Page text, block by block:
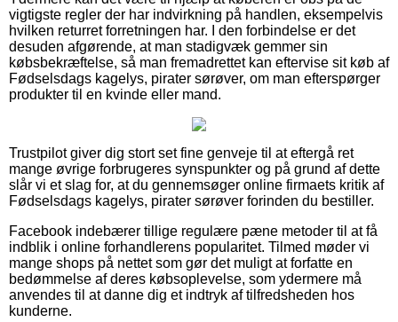
vigtigste regler der har indvirkning på handlen, eksempelvis
hvilken returret forretningen har. I den forbindelse er det
desuden afgørende, at man stadigvæk gemmer sin
købsbekræftelse, så man fremadrettet kan eftervise sit køb af
Fødselsdags kagelys, pirater sørøver, om man efterspørger
produkter til en kvinde eller mand.
Trustpilot giver dig stort set fine genveje til at eftergå ret
mange øvrige forbrugeres synspunkter og på grund af dette
slår vi et slag for, at du gennemsøger online firmaets kritik af
Fødselsdags kagelys, pirater sørøver forinden du bestiller.
Facebook indebærer tillige regulære pæne metoder til at få
indblik i online forhandlerens popularitet. Tilmed møder vi
mange shops på nettet som gør det muligt at forfatte en
bedømmelse af deres købsoplevelse, som ydermere må
anvendes til at danne dig et indtryk af tilfredsheden hos
kunderne.